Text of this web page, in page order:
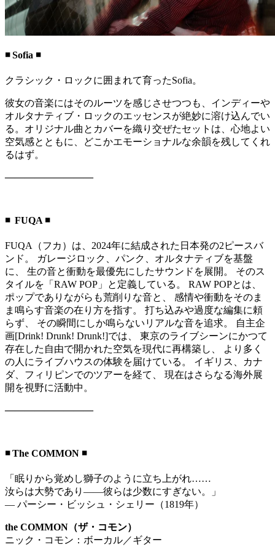
◾️ Sofia ◾️
クラシック・ロックに囲まれて育ったSofia。
彼女の音楽にはそのルーツを感じさせつつも、インディーや
オルタナティブ・ロックのエッセンスが絶妙に溶け込んでい
る。オリジナル曲とカバーを織り交ぜたセットは、心地よい
空気感とともに、どこかエモーショナルな余韻を残してくれ
るはず。
—————————
◾️ FUQA ◾️
FUQA（フカ）は、2024年に結成された日本発の2ピースバ
ンド。 ガレージロック、パンク、オルタナティブを基盤
に、 生の音と衝動を最優先にしたサウンドを展開。 そのス
タイルを「RAW POP」と定義している。 RAW POPとは、
ポップでありながらも荒削りな音と、 感情や衝動をそのま
ま鳴らす音楽の在り方を指す。 打ち込みや過度な編集に頼
らず、 その瞬間にしか鳴らないリアルな音を追求。 自主企
画[Drink! Drunk! Drunk!]では、 東京のライブシーンにかつて
存在した自由で開かれた空気を現代に再構築し、 より多く
の人にライブハウスの体験を届けている。 イギリス、カナ
ダ、フィリピンでのツアーを経て、 現在はさらなる海外展
開を視野に活動中。
—————————
◾️ The COMMON ◾️
「眠りから覚めし獅子のように立ち上がれ……
汝らは大勢であり――彼らは少数にすぎない。」
— パーシー・ビッシュ・シェリー（1819年）
the COMMON（ザ・コモン）
ニック・コモン：ボーカル／ギター